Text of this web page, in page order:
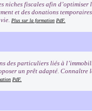
fiscales afin d’optimiser
et des donations
Plus sur la formation PdF.
des particuliers liés à
un prêt adapté. Connaître
PdF.